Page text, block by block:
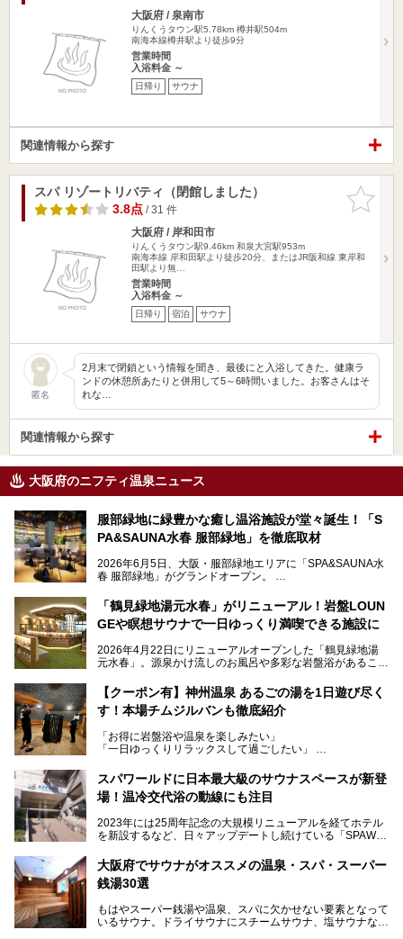
大阪府 / 泉南市
りんくうタウン駅5.78km 樽井駅504m
南海本線樽井駅より徒歩9分
営業時間
入浴料金 ～
日帰り サウナ
関連情報から探す
お気に入
りに追加
スパ リゾートリバティ（閉館しました）
3.8点/ 31 件
大阪府 / 岸和田市
りんくうタウン駅9.46km 和泉大宮駅953m
南海本線 岸和田駅より徒歩20分、またはJR阪和線 東岸和
田駅より無…
営業時間
入浴料金 ～
日帰り 宿泊 サウナ
匿名
2月末で閉鎖という情報を聞き、最後にと入浴してきた。健康ラ
ンドの休憩所あたりと併用して5～6時間いました。お客さんはそ
れな…
関連情報から探す
大阪府のニフティ温泉ニュース
服部緑地に緑豊かな癒し温浴施設が堂々誕生！「S
PA&SAUNA水春 服部緑地」を徹底取材
2026年6月5日、大阪・服部緑地エリアに「SPA&SAUNA水
春 服部緑地」がグランドオープン。
当初の計画から約5年の時を経て誕生した本施設は、温泉・
サウナ・岩盤浴・フィットネス・ラウンジ・レストランなど
を融合した、これまでの“水春”のイメージをさらに進化させ
今回はオープン前の内覧会に参加し、館内のこだわりポイン
サウナー注目の3種のサウナや160cmの深水風呂、没入感の
高い岩盤浴エリア、日本最大の台数を誇る最新AIフィットネ
スマシンなど、見どころ満載の館内を詳しくご紹介します。
「鶴見緑地湯元水春」がリニューアル！岩盤LOUN
GEや瞑想サウナで一日ゆっくり満喫できる施設に
2026年4月22日にリニューアルオープンした「鶴見緑地湯
元水春」。源泉かけ流しのお風呂や多彩な岩盤浴があること
に“一日中くつろげる場所”としてパワーアップしています。
今回のリニューアルでは、新たに登場した瞑想サウナをはじ
見どころが盛りだくさん。日常の疲れを癒やしたい方はもち
ろん、休日にゆったり過ごしたい方にもぴったりの内容とな
本記事では、そんなリニューアル後の注目ポイントを詳しく
紹介します。これから「鶴見緑地湯元水春」に訪れる方や、
い。
【クーポン有】神州温泉 あるごの湯を1日遊び尽く
す！本場チムジルバンも徹底紹介
「お得に岩盤浴や温泉を楽しみたい」
「一日ゆっくりリラックスして過ごしたい」
利用できる「神州温泉 あるごの湯」です。
あるごの湯は、大阪府豊中市にある日帰り温浴施設で、阪急
チムジルバン（岩盤浴）を中心に、発汗・リラックス・漫画
タイムまで満喫できる長時間滞在型の施設なので、一日中ゆ
る迫力ある熱波パフォーマンスも毎日行われており、“とと
のう”体験をしっかり楽しめるのもポイントです。
ケやボウリングといった遊び場もあり、友人同士やカップル
で“遊び+癒し”の一日を過ごすのにもぴったり。
スパワールドに日本最大級のサウナスペースが新登
場！温冷交代浴の動線にも注目
2023年には25周年記念の大規模リニューアルを経てホテル
を新設するなど、日々アップデートし続けている「SPAWO
そんなスパワールドが2025年11月15日（土）に、新たな浴
室や日本最大級140人収容の大規模サウナを携えてリニュー
アルオープン！浴室である4F・6Fそれぞれにリニューアル
大規模リニューアルの全容を確認すべく、リニューアルプレ
オープンイベントに行ってきました！今回はそのリニューア
大阪府でサウナがオススメの温泉・スパ・スーパー
銭湯30選
もはやスーパー銭湯や温泉、スパに欠かせない要素となって
いるサウナ。ドライサウナにスチームサウナ、塩サウナな